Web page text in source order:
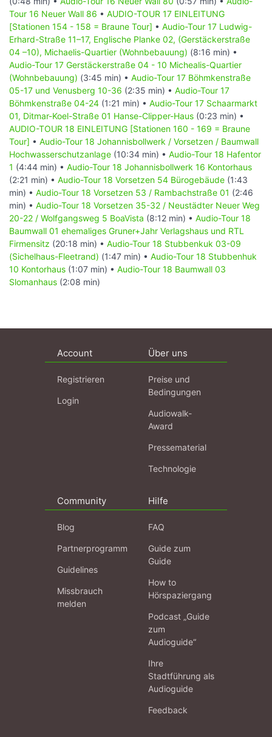
Tour 16 Neuer Wall 86 • AUDIO-TOUR 17 EINLEITUNG
[Stationen 154 - 158 = Braune Tour] • Audio-Tour 17 Ludwig-
Erhard-Straße 11–17, Englische Planke 02, (Gerstäckerstraße
04 –10), Michaelis-Quartier (Wohnbebauung) (8:16 min) •
Audio-Tour 17 Gerstäckerstraße 04 - 10 Michealis-Quartier
(Wohnbebauung) (3:45 min) • Audio-Tour 17 Böhmkenstraße
05-17 und Venusberg 10-36 (2:35 min) • Audio-Tour 17
Böhmkenstraße 04-24 (1:21 min) • Audio-Tour 17 Schaarmarkt
01, Ditmar-Koel-Straße 01 Hanse-Clipper-Haus (0:23 min) •
AUDIO-TOUR 18 EINLEITUNG [Stationen 160 - 169 = Braune
Tour] • Audio-Tour 18 Johannisbollwerk / Vorsetzen / Baumwall
Hochwasserschutzanlage (10:34 min) • Audio-Tour 18 Hafentor
1 (4:44 min) • Audio-Tour 18 Johannisbollwerk 16 Kontorhaus
(2:21 min) • Audio-Tour 18 Vorsetzen 54 Bürogebäude (1:43
min) • Audio-Tour 18 Vorsetzen 53 / Rambachstraße 01 (2:46
min) • Audio-Tour 18 Vorsetzen 35-32 / Neustädter Neuer Weg
20-22 / Wolfgangsweg 5 BoaVista (8:12 min) • Audio-Tour 18
Baumwall 01 ehemaliges Gruner+Jahr Verlagshaus und RTL
Firmensitz (20:18 min) • Audio-Tour 18 Stubbenkuk 03-09
(Sichelhaus-Fleetrand) (1:47 min) • Audio-Tour 18 Stubbenhuk
10 Kontorhaus (1:07 min) • Audio-Tour 18 Baumwall 03
Slomanhaus (2:08 min)
Account
Registrieren
Login
Über uns
Preise und
Bedingungen
Audiowalk-
Award
Pressematerial
Technologie
Community
Blog
Partnerprogramm
Guidelines
Missbrauch
melden
Hilfe
FAQ
Guide zum
Guide
How to
Hörspaziergang
Podcast „Guide
zum
Audioguide“
Ihre
Stadtführung als
Audioguide
Feedback